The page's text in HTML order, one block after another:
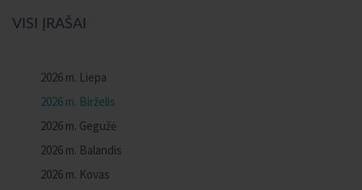
VISI ĮRAŠAI
2026 m. Liepa
2026 m. Birželis
2026 m. Gegužė
2026 m. Balandis
2026 m. Kovas